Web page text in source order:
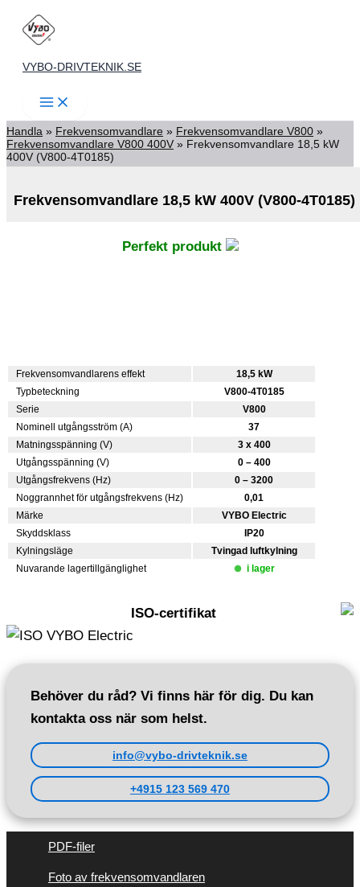
Hoppa
innehåll
VYBO-DRIVTEKNIK.SE
Handla » Frekvensomvandlare » Frekvensomvandlare V800 »
Frekvensomvandlare V800 400V » Frekvensomvandlare 18,5 kW
400V (V800-4T0185)
Frekvensomvandlare 18,5 kW 400V (V800-4T0185)
Perfekt produkt
Frekvensomvandlarens effekt
18,5 kW
Typbeteckning
V800-4T0185
Serie
V800
Nominell utgångsström (A)
37
Matningsspänning (V)
3 x 400
Utgångsspänning (V)
0 – 400
Utgångsfrekvens (Hz)
0 – 3200
Noggrannhet för utgångsfrekvens (Hz)
0,01
Märke
VYBO Electric
Skyddsklass
IP20
Kylningsläge
Tvingad luftkylning
Nuvarande lagertillgänglighet
i lager
ISO-certifikat
Behöver du råd? Vi finns här för dig. Du kan
kontakta oss när som helst.
info@vybo-drivteknik.se
+4915 123 569 470
PDF-filer
Foto av frekvensomvandlaren